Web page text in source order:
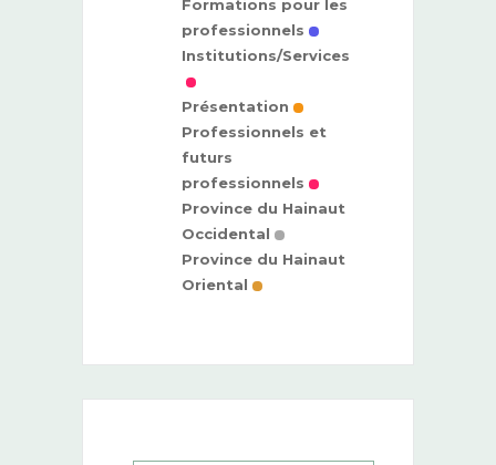
Formations pour les
professionnels
Institutions/Services
Présentation
Professionnels et
futurs
professionnels
Province du Hainaut
Occidental
Province du Hainaut
Oriental